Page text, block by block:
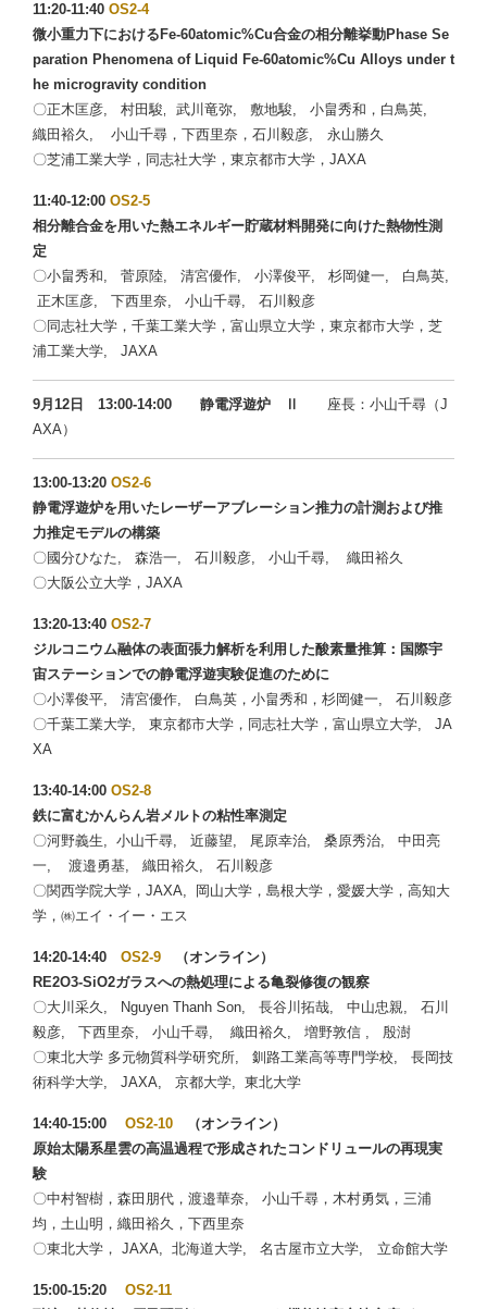
11:20-11:40 OS2-4
微小重力下におけるFe-60atomic%Cu合金の相分離挙動Phase Se
paration Phenomena of Liquid Fe-60atomic%Cu Alloys under t
he microgravity condition
〇正木匡彦, 村田駿
武川竜弥, 敷地駿, 小畠秀和，白鳥英,
織田裕久, 小山千尋，下西里奈，石川毅彦, 永山勝久
〇芝浦工業大学，同志社大学，東京都市大学，JAXA
11:40-12:00 OS2-5
相分離合金を用いた熱エネルギー貯蔵材料開発に向けた熱物性測
定
〇小畠秀和, 菅原陸, 清宮優作, 小澤俊平, 杉岡健一, 白鳥英,
正木匡彦, 下西里奈, 小山千尋, 石川毅彦
〇同志社大学，千葉工業大学，富山県立大学，東京都市大学，芝
浦工業大学, JAXA
9月12日 13:00-14:00 静電浮遊炉 Ⅱ
座長：小山千尋（J
AXA）
13:00-13:20 OS2-6
静電浮遊炉を用いたレーザーアブレーション推力の計測および推
力推定モデルの構築
〇國分ひなた, 森浩一, 石川毅彦, 小山千尋, 織田裕久
〇大阪公立大学，JAXA
13:20-13:40 OS2-7
ジルコニウム融体の表面張力解析を利用した酸素量推算：国際宇
宙ステーションでの静電浮遊実験促進のために
〇小澤俊平, 清宮優作, 白鳥英，小畠秀和，杉岡健一, 石川毅彦
〇千葉工業大学, 東京都市大学，同志社大学，富山県立大学, JA
XA
13:40-14:00 OS2-8
鉄に富むかんらん岩メルトの粘性率測定
〇河野義生, 小山千尋, 近藤望, 尾原幸治, 桑原秀治, 中田亮
一, 渡邉勇基, 織田裕久, 石川毅彦
〇関西学院大学，JAXA, 岡山大学，島根大学，愛媛大学，高知大
学，㈱エイ・イー・エス
14:20-14:40 OS2-9 （オンライン）
RE2O3-SiO2ガラスへの熱処理による亀裂修復の観察
〇大川采久, Nguyen Thanh Son, 長谷川拓哉, 中山忠親, 石川
毅彦, 下西里奈, 小山千尋, 織田裕久, 増野敦信 , 殷澍
〇東北大学 多元物質科学研究所, 釧路工業高等専門学校, 長岡技
術科学大学, JAXA, 京都大学, 東北大学
14:40-15:00 OS2-10 （オンライン）
原始太陽系星雲の高温過程で形成されたコンドリュールの再現実
験
〇中村智樹，森田朋代，渡邉華奈, 小山千尋，木村勇気，三浦
均，土山明，織田裕久，下西里奈
〇東北大学， JAXA, 北海道大学, 名古屋市立大学, 立命館大学
15:00-15:20 OS2-11